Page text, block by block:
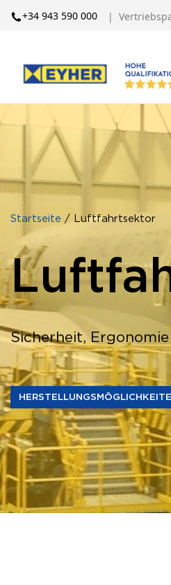
+34 943 590 000 |
Startseite / Luftfahrtsektor
Sicherheit,